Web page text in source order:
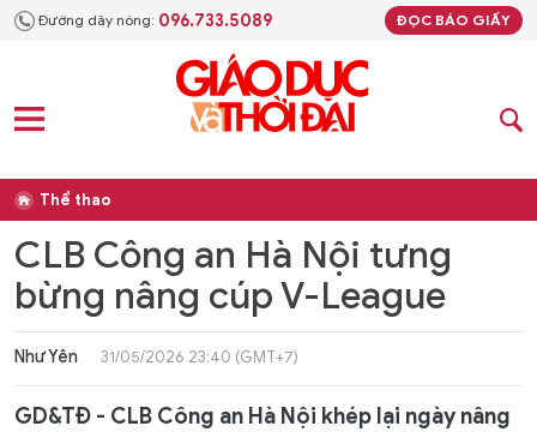
Đường dây nóng: 096.733.5089 ĐỌC BÁO GIẤY
Thể thao
CLB Công an Hà Nội tưng
bừng nâng cúp V-League
Như Yên 31/05/2026 23:40 (GMT+7)
GD&TĐ - CLB Công an Hà Nội khép lại ngày nâng